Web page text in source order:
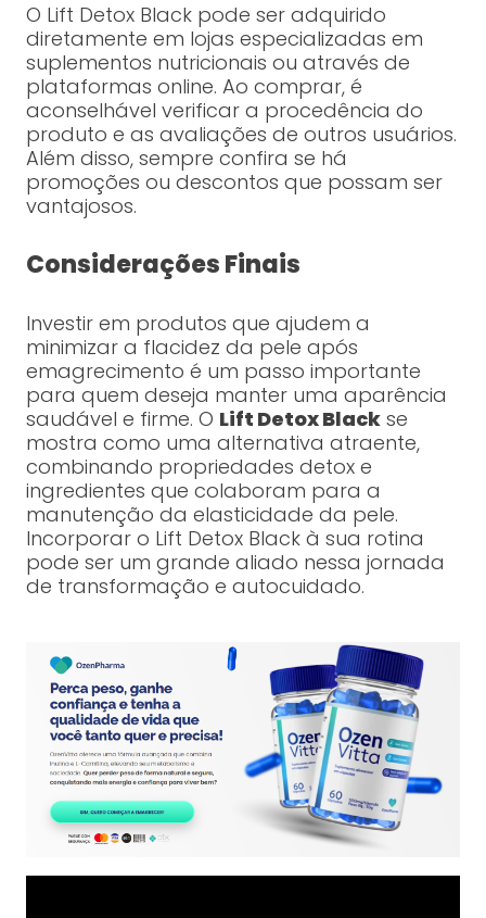
O Lift Detox Black pode ser adquirido
diretamente em lojas especializadas em
suplementos nutricionais ou através de
plataformas online. Ao comprar, é
aconselhável verificar a procedência do
produto e as avaliações de outros usuários.
Além disso, sempre confira se há
promoções ou descontos que possam ser
vantajosos.
Considerações Finais
Investir em produtos que ajudem a
minimizar a flacidez da pele após
emagrecimento é um passo importante
para quem deseja manter uma aparência
saudável e firme. O Lift Detox Blackse
mostra como uma alternativa atraente,
combinando propriedades detox e
ingredientes que colaboram para a
manutenção da elasticidade da pele.
Incorporar o Lift Detox Black à sua rotina
pode ser um grande aliado nessa jornada
de transformação e autocuidado.